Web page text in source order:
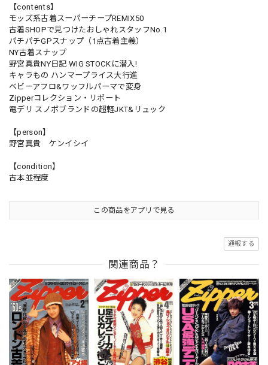
【contents】
モッズ系古着スーパーチープREMIX50
古着SHOPで見つけたおしゃれスタッフNo.1
パチパチGPスナップ（1点古着主義）
NY古着スナップ
野宮真貴NY日記 WIG STOCKに潜入!
キャラもの ハンマープライス大行進
ベビーアフロ&ワッフルパーマで変身
Zipperコレクション・リポート
電デリ スノボブランドの超軽JKT&リュック
【person】
野宮真貴 ケンイシイ
【condition】
古本並程度
この商品をアプリで見る
通報する
関連商品？